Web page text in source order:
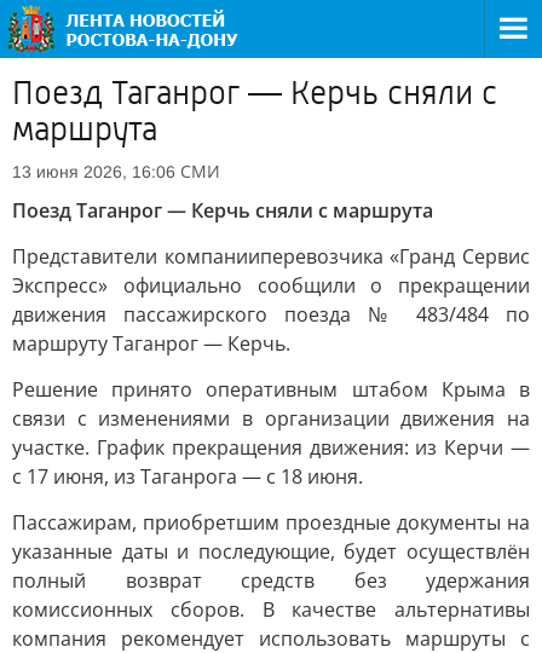
Поезд Таганрог — Керчь сняли с
маршрута
13 июня 2026, 16:06 СМИ
Поезд Таганрог — Керчь сняли с маршрута
Представители компанииперевозчика «Гранд Сервис
Экспресс» официально сообщили о прекращении
движения пассажирского поезда № 483/484 по
маршруту Таганрог — Керчь.
Решение принято оперативным штабом Крыма в
связи с изменениями в организации движения на
участке. График прекращения движения: из Керчи —
с 17 июня, из Таганрога — с 18 июня.
Пассажирам, приобретшим проездные документы на
указанные даты и последующие, будет осуществлён
полный возврат средств без удержания
комиссионных сборов. В качестве альтернативы
компания рекомендует использовать маршруты с